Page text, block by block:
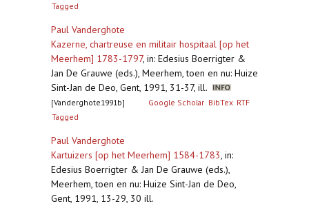
Tagged
Paul Vanderghote
Kazerne, chartreuse en militair hospitaal [op het
Meerhem] 1783-1797, in: Edesius Boerrigter &
Jan De Grauwe (eds.), Meerhem, toen en nu: Huize
Sint-Jan de Deo, Gent, 1991, 31-37, ill.
[Vanderghote1991b] Google Scholar BibTex RTF
Tagged
Paul Vanderghote
Kartuizers [op het Meerhem] 1584-1783, in:
Edesius Boerrigter & Jan De Grauwe (eds.),
Meerhem, toen en nu: Huize Sint-Jan de Deo,
Gent, 1991, 13-29, 30 ill.